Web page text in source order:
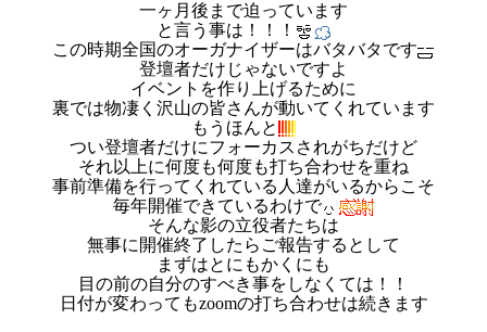
一ヶ月後まで迫っています
と言う事は！！！
この時期全国のオーガナイザーはバタバタです
登壇者だけじゃないですよ
イベントを作り上げるために
裏では物凄く沢山の皆さんが動いてくれています
もうほんと
つい登壇者だけにフォーカスされがちだけど
それ以上に何度も何度も打ち合わせを重ね
事前準備を行ってくれている人達がいるからこそ
毎年開催できているわけで
そんな影の立役者たちは
無事に開催終了したらご報告するとして
まずはとにもかくにも
目の前の自分のすべき事をしなくては！！
日付が変わってもzoomの打ち合わせは続きます